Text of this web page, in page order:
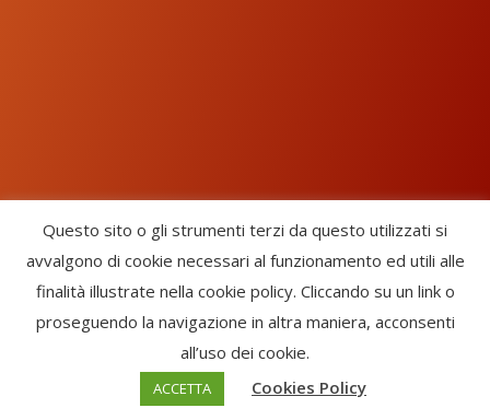
Chorus Inside - International Choral Federation - APS Ente Terzo
Settore · CF: 93058420691
CHORUS INSIDE ® TRADE MARK (Marchio Registrato codice:
Enfold Theme by Kriesi
Questo sito o gli strumenti terzi da questo utilizzati si
avvalgono di cookie necessari al funzionamento ed utili alle
finalità illustrate nella cookie policy. Cliccando su un link o
proseguendo la navigazione in altra maniera, acconsenti
all’uso dei cookie.
ACCETTA Cookies Policy